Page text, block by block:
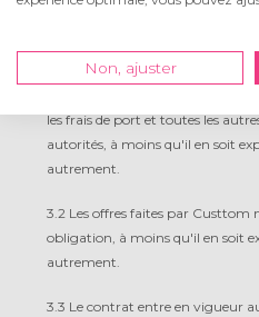
Article 3: Contrats et offres
les frais de port et toutes les
autorités, à moins qu'il en soit
autrement.
3.2 Les offres faites par
obligation, à moins qu'il en soit
autrement.
3.3 Le contrat entre en vigueur
Non, ajuster